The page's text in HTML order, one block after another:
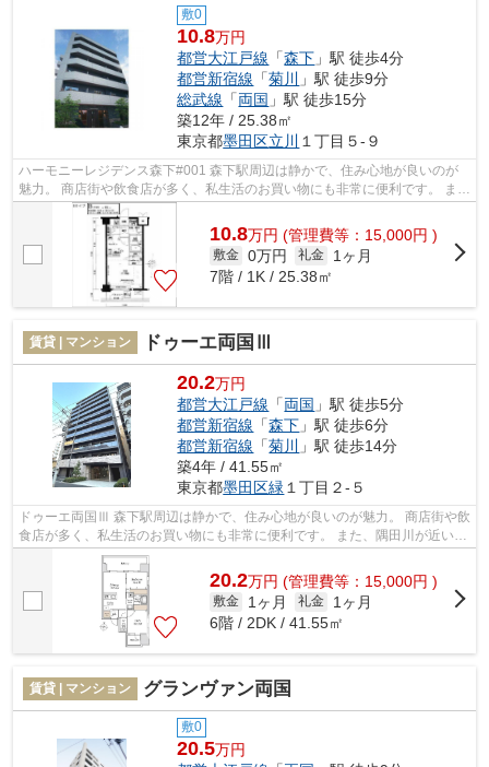
敷0
10.8万円
都営大江戸線 「森下 」駅 徒歩4分
都営新宿線 「菊川
」駅 徒歩9分
総武線 「両国 」駅 徒歩15分
築12年 / 25.38㎡
東京都墨田区立川 １丁目５-９
ハーモニーレジデンス森下#001 森下駅周辺は静かで、住み心地が良いのが
魅力。 商店街や飲食店が多く、私生活のお買い物にも非常に便利です。 ま
た、隅田川が近いので、都会に居なが...
10.8万円 (管理費等：15,000円 )
敷金 0万円 礼金
1ヶ月
7階 / 1K / 25.38㎡
賃貸 | マンション ドゥーエ両国Ⅲ
20.2万円
都営大江戸線 「両国 」駅 徒歩5分
都営新宿線 「森下 」駅 徒歩6分
都営新宿線 「菊川
」駅 徒歩14分
築4年 / 41.55㎡
東京都墨田区緑 １丁目２-５
ドゥーエ両国Ⅲ 森下駅周辺は静かで、住み心地が良いのが魅力。 商店街や飲
食店が多く、私生活のお買い物にも非常に便利です。 また、隅田川が近いの
で、都会に居ながらも自然を感じ...
20.2万円 (管理費等：15,000円 )
敷金 1ヶ月 礼金
1ヶ月
6階 / 2DK / 41.55㎡
賃貸 | マンション グランヴァン両国
敷0
20.5万円